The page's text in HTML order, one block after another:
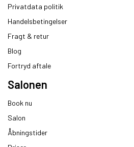
Privatdata politik
Handelsbetingelser
Fragt & retur
Blog
Fortryd aftale
Salonen
Book nu
Salon
Åbningstider